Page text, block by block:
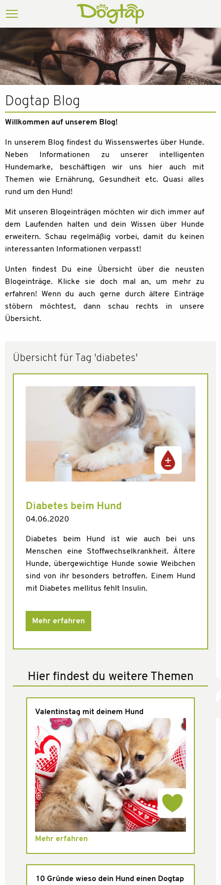
Dogtap Blog
Willkommen auf unserem Blog!
In unserem Blog findest du Wissenswertes über Hunde.
Neben Informationen zu unserer intelligenten
Hundemarke, beschäftigen wir uns hier auch mit
Themen wie Ernährung, Gesundheit etc. Quasi alles
rund um den Hund!
Mit unseren Blogeinträgen möchten wir dich immer auf
dem Laufenden halten und dein Wissen über Hunde
erweitern. Schau regelmäßig vorbei, damit du keinen
interessanten Informationen verpasst!
Unten findest Du eine Übersicht über die neusten
Blogeinträge. Klicke sie doch mal an, um mehr zu
erfahren! Wenn du auch gerne durch ältere Einträge
stöbern möchtest, dann schau rechts in unsere
Übersicht.
Übersicht für Tag 'diabetes'
Diabetes beim Hund
04.06.2020
Diabetes beim Hund ist wie auch bei uns
Menschen eine Stoffwechselkrankheit. Ältere
Hunde, übergewichtige Hunde sowie Weibchen
sind von ihr besonders betroffen. Einem Hund
mit Diabetes mellitus fehlt Insulin.
Mehr erfahren
Hier findest du weitere Themen
Valentinstag mit deinem Hund
Mehr erfahren
10 Gründe wieso dein Hund einen Dogtap